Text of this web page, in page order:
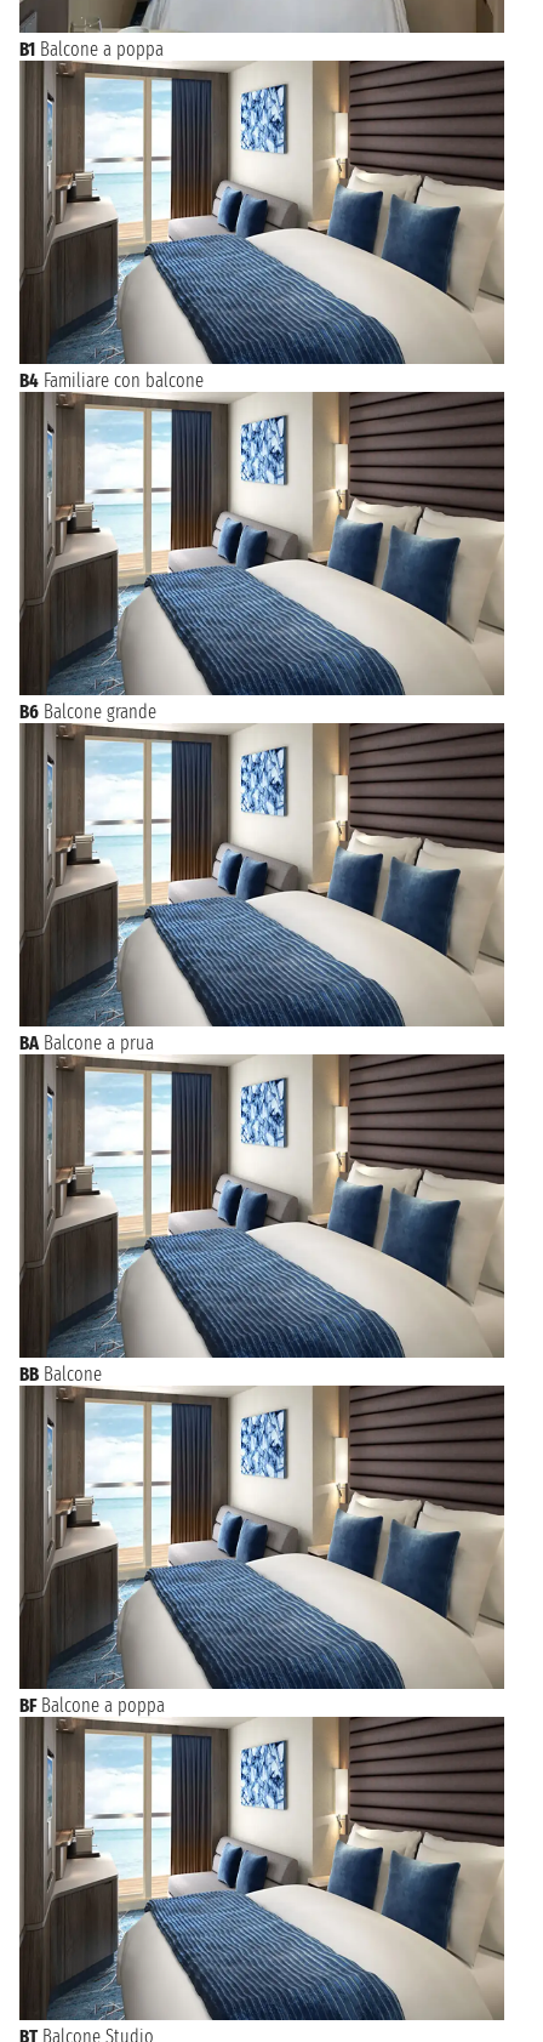
B1 Balcone a poppa
B4 Familiare con balcone
B6 Balcone grande
BA Balcone a prua
BB Balcone
BF Balcone a poppa
BT Balcone Studio